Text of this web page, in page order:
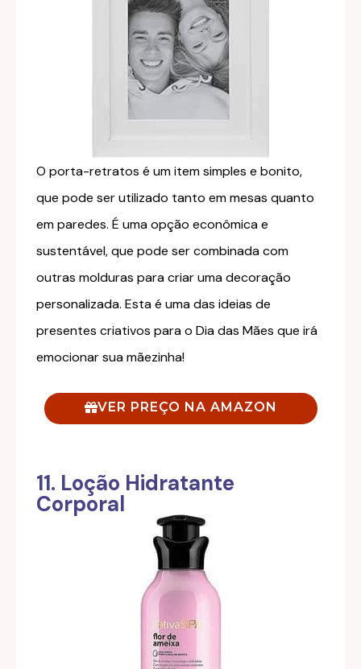
O porta-retratos é um item simples e bonito,
que pode ser utilizado tanto em mesas quanto
em paredes. É uma opção econômica e
sustentável, que pode ser combinada com
outras molduras para criar uma decoração
personalizada. Esta é uma das ideias de
presentes criativos para o Dia das Mães que irá
emocionar sua mãezinha!
VER PREÇO NA AMAZON
11. Loção Hidratante
Corporal